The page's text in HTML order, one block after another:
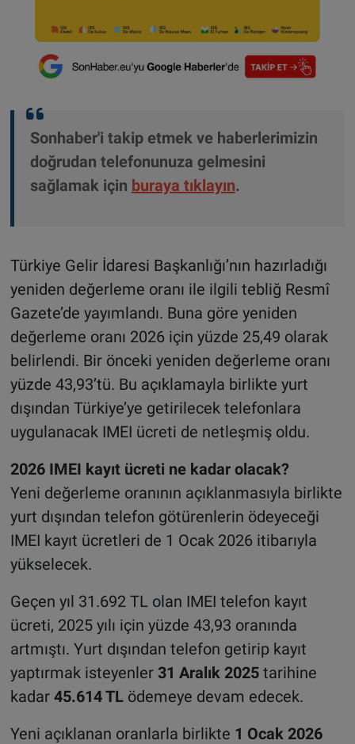
Sonhaber'i takip etmek ve haberlerimizin
doğrudan telefonunuza gelmesini
sağlamak için buraya tıklayın.
Türkiye Gelir İdaresi Başkanlığı’nın hazırladığı
yeniden değerleme oranı ile ilgili tebliğ Resmî
Gazete’de yayımlandı. Buna göre yeniden
değerleme oranı 2026 için yüzde 25,49 olarak
belirlendi. Bir önceki yeniden değerleme oranı
yüzde 43,93’tü. Bu açıklamayla birlikte yurt
dışından Türkiye’ye getirilecek telefonlara
uygulanacak IMEI ücreti de netleşmiş oldu.
2026 IMEI kayıt ücreti ne kadar olacak?
Yeni değerleme oranının açıklanmasıyla birlikte
yurt dışından telefon götürenlerin ödeyeceği
IMEI kayıt ücretleri de 1 Ocak 2026 itibarıyla
yükselecek.
Geçen yıl 31.692 TL olan IMEI telefon kayıt
ücreti, 2025 yılı için yüzde 43,93 oranında
artmıştı. Yurt dışından telefon getirip kayıt
yaptırmak isteyenler 31 Aralık 2025tarihine
kadar 45.614 TLödemeye devam edecek.
Yeni açıklanan oranlarla birlikte 1 Ocak 2026